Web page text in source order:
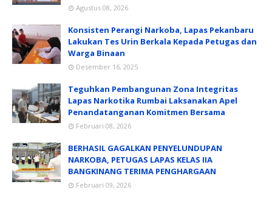
Agustus 08, 2026
Konsisten Perangi Narkoba, Lapas Pekanbaru
Lakukan Tes Urin Berkala Kepada Petugas dan
Warga Binaan
Desember 16, 2025
Teguhkan Pembangunan Zona Integritas
Lapas Narkotika Rumbai Laksanakan Apel
Penandatanganan Komitmen Bersama
Februari 08, 2026
BERHASIL GAGALKAN PENYELUNDUPAN
NARKOBA, PETUGAS LAPAS KELAS IIA
BANGKINANG TERIMA PENGHARGAAN
Februari 09, 2026